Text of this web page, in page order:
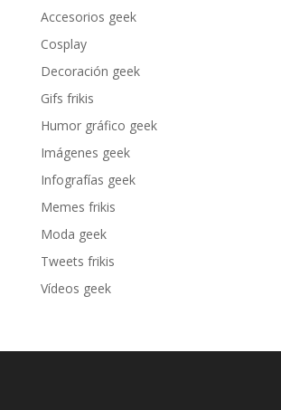
Accesorios geek
Cosplay
Decoración geek
Gifs frikis
Humor gráfico geek
Imágenes geek
Infografías geek
Memes frikis
Moda geek
Tweets frikis
Vídeos geek